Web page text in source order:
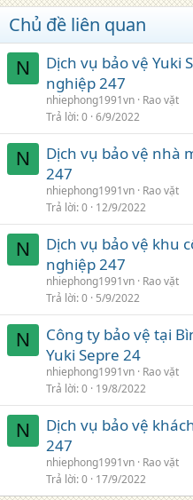
Chủ đề liên quan
N
Dịch vụ bảo vệ Yuki
nghiệp 247
nhiephong1991vn Rao vặt
Trả lời 0 6/9/2022
N
Dịch vụ bảo vệ nhà
247
nhiephong1991vn Rao vặt
Trả lời 0 12/9/2022
N
Dịch vụ bảo vệ khu
nghiệp 247
nhiephong1991vn Rao vặt
Trả lời 0 5/9/2022
N
Công ty bảo vệ tại
Yuki Sepre 24
nhiephong1991vn Rao vặt
Trả lời 0 19/8/2022
N
Dịch vụ bảo vệ
247
nhiephong1991vn Rao vặt
Trả lời 0 17/9/2022